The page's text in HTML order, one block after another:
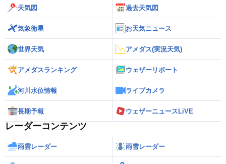
天気図 過去天気図
気象衛星 お天気ニュース
世界天気 アメダス(実況天気)
アメダスランキング ウェザーリポート
河川水位情報 ライブカメラ
長期予報 ウェザーニュースLiVE
レーダーコンテンツ
雨雲レーダー 雨雪レーダー